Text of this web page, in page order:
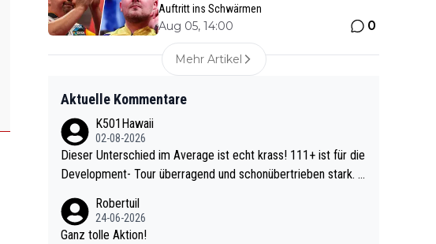
Auftritt ins Schwärmen
Aug 05, 14:00 0
Mehr Artikel
Aktuelle Kommentare
K501Hawaii
02-08-2026
Dieser Unterschied im Average ist echt krass! 111+ ist für die
Development- Tour überragend und schonübertrieben stark. U
e mal 40+ erst recht. Da gewinnst keinen Blumentopf - ist ja n
och krasser wie ein Pokalspiel eines Kreisligisten vs einem Bu
Robertuil
24-06-2026
Ganz tolle Aktion!